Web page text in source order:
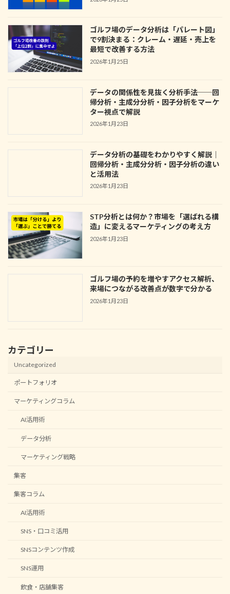
ゴルフ場のデータ分析は「パレート図」
で9割決まる：クレーム・遅延・売上を
最短で改善する方法
2026年1月25日
データの関係性を見抜く分析手法──回
帰分析・主成分分析・因子分析をマーケ
ター視点で解説
2026年1月23日
データ分析の基礎をわかりやすく解説｜
回帰分析・主成分分析・因子分析の違い
と活用法
2026年1月23日
STP分析とは何か？市場を「選ばれる構
造」に変えるマーケティングの考え方
2026年1月23日
ゴルフ場の予約を増やすアクセス解析、
来場につながる改善点が数字で分かる
2026年1月23日
カテゴリー
Uncategorized
ポートフォリオ
マーケティングコラム
AI活用術
データ分析
マーケティング戦略
集客
集客コラム
AI活用術
SNS・口コミ活用
SNSコンテンツ作成
SNS運用
飲食・店舗集客